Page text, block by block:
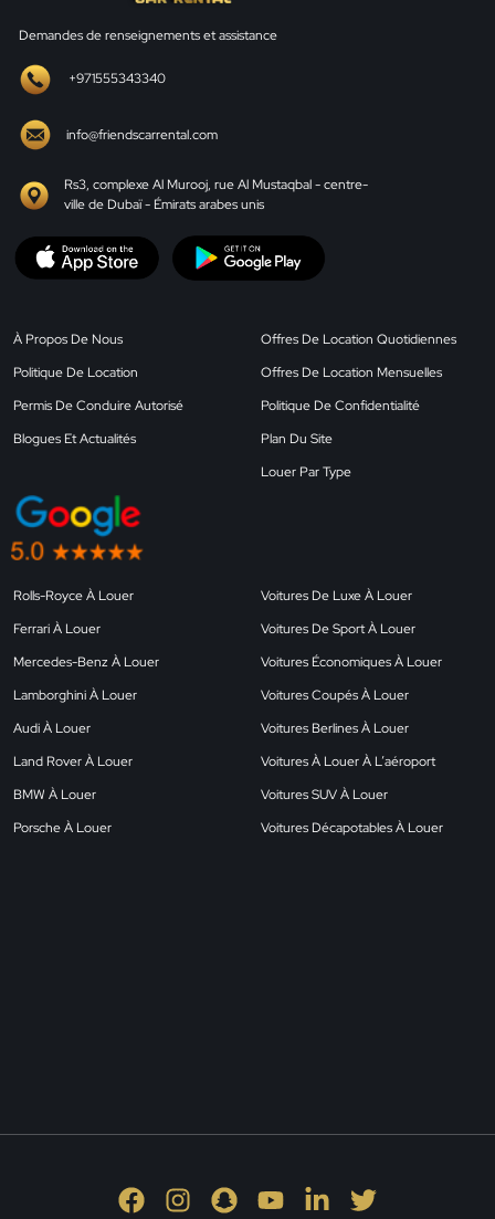
Demandes de renseignements et assistance
+971555343340
info@friendscarrental.com
Rs3, complexe Al Murooj, rue Al Mustaqbal - centre-
ville de Dubaï - Émirats arabes unis
À Propos De Nous
Politique De Location
Permis De Conduire Autorisé
Blogues Et Actualités
Offres De Location Quotidiennes
Offres De Location Mensuelles
Politique De Confidentialité
Plan Du Site
Louer Par Type
Rolls-Royce À Louer
Ferrari À Louer
Mercedes-Benz À Louer
Lamborghini À Louer
Audi À Louer
Land Rover À Louer
BMW À Louer
Porsche À Louer
Voitures De Luxe À Louer
Voitures De Sport À Louer
Voitures Économiques À Louer
Voitures Coupés À Louer
Voitures Berlines À Louer
Voitures À Louer À L’aéroport
Voitures SUV À Louer
Voitures Décapotables À Louer